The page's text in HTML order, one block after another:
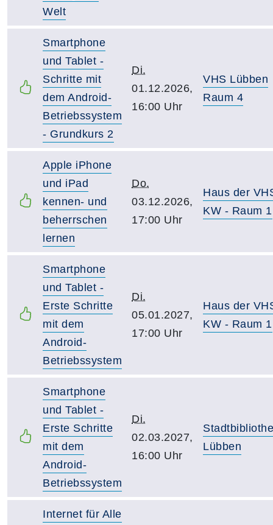
Welt
Smartphone
und Tablet -
Schritte mit
dem Android-
Betriebssystem
- Grundkurs 2
Di.
01.12.2026,
16:00 Uhr
VHS Lübben
Raum 4
Apple iPhone
und iPad
kennen- und
beherrschen
lernen
Do.
03.12.2026,
17:00 Uhr
Haus der
KW - Raum 1
Smartphone
und Tablet -
Erste Schritte
mit dem
Android-
Betriebssystem
Di.
05.01.2027,
17:00 Uhr
Haus der
KW - Raum 1
Smartphone
und Tablet -
Erste Schritte
mit dem
Android-
Betriebssystem
Di.
02.03.2027,
16:00 Uhr
Lübben
Internet für Alle